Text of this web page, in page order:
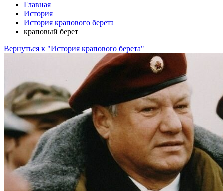
Главная
История
История крапового берета
краповый берет
Вернуться к "История крапового берета"